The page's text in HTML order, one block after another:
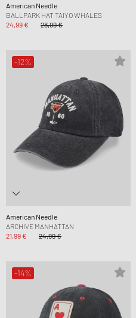
American Needle
BALLPARK HAT TAIYO WHALES
24,99 €
28,99 €
-12%
American Needle
ARCHIVE MANHATTAN
21,99 €
24,99 €
-14%